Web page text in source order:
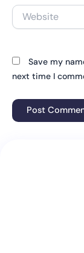
Website
Save my
next time I